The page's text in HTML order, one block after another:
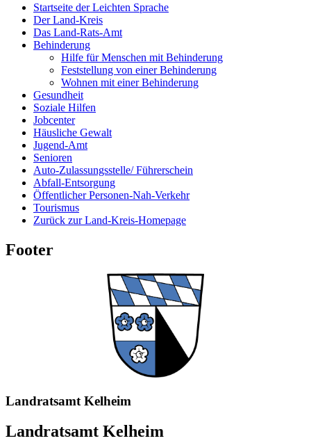
Startseite der Leichten Sprache
Der Land-Kreis
Das Land-Rats-Amt
Behinderung
Hilfe für Menschen mit Behinderung
Feststellung von einer Behinderung
Wohnen mit einer Behinderung
Gesundheit
Soziale Hilfen
Jobcenter
Häusliche Gewalt
Jugend-Amt
Senioren
Auto-Zulassungsstelle/ Führerschein
Abfall-Entsorgung
Öffentlicher Personen-Nah-Verkehr
Tourismus
Zurück zur Land-Kreis-Homepage
Footer
Landratsamt Kelheim
Landratsamt Kelheim